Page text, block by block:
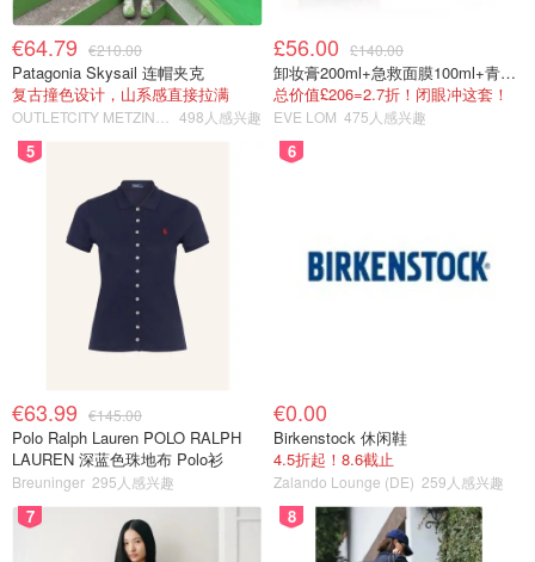
€64.79 €210.00
Patagonia Skysail 连帽夹克
复古撞色设计，山系感直接拉满
498人感兴趣
£56.00 £140.00
卸妆膏200ml+急救面膜100ml+青春面霜15ml
总价值£206=2.7折！闭眼冲这套！
EVE LOM 475人感兴趣
5
€63.99 €145.00
Polo Ralph Lauren POLO RALPH
LAUREN 深蓝色珠地布 Polo衫
Breuninger 295人感兴趣
6
€0.00
Birkenstock 休闲鞋
4.5折起！8.6截止
Zalando Lounge (DE) 259人感兴趣
7 8